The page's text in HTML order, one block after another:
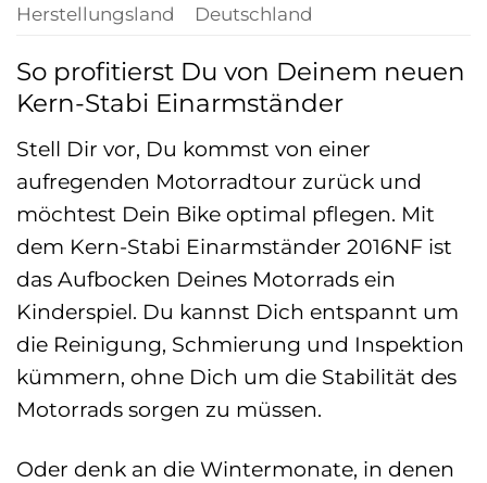
Herstellungsland
Deutschland
So profitierst Du von Deinem neuen
Kern-Stabi Einarmständer
Stell Dir vor, Du kommst von einer
aufregenden Motorradtour zurück und
möchtest Dein Bike optimal pflegen. Mit
dem Kern-Stabi Einarmständer 2016NF ist
das Aufbocken Deines Motorrads ein
Kinderspiel. Du kannst Dich entspannt um
die Reinigung, Schmierung und Inspektion
kümmern, ohne Dich um die Stabilität des
Motorrads sorgen zu müssen.
Oder denk an die Wintermonate, in denen